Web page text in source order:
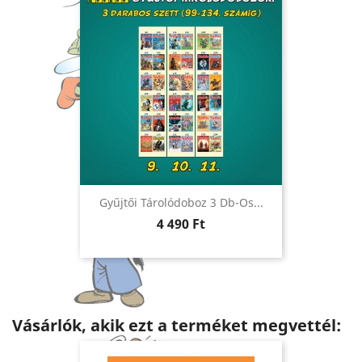
Gyűjtői Tárolódoboz 3 Db-Os...
Ár
4 490 Ft
Vásárlók, akik ezt a terméket megvettél: